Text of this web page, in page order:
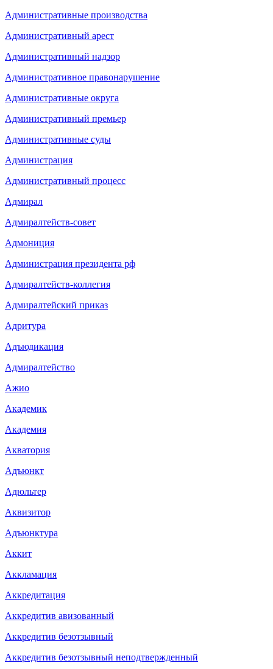
Административные производства
Административный арест
Административный надзор
Административное правонарушение
Административные округа
Административный премьер
Административные суды
Администрация
Административный процесс
Адмирал
Адмиралтейств-совет
Адмониция
Администрация президента рф
Адмиралтейств-коллегия
Адмиралтейский приказ
Адритура
Адъюдикация
Адмиралтейство
Ажио
Академик
Академия
Акватория
Адъюнкт
Адюльтер
Аквизитор
Адъюнктура
Аккит
Аккламация
Аккредитация
Аккредитив авизованный
Аккредитив безотзывный
Аккредитив безотзывный неподтвержденный